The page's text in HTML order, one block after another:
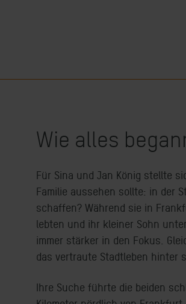
Wie alles
Für Sina und Jan König stellte
Familie aussehen sollte: in der
schaffen? Während sie in
lebten und ihr kleiner Sohn
immer stärker in den Fokus.
das vertraute Stadtleben hinter
Ihre Suche führte die beiden